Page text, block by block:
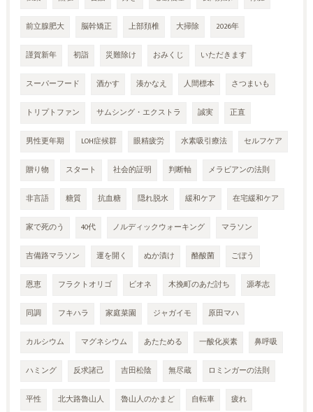
前立腺肥大 脳幹矯正 上部頚椎 大掃除 2026年
謹賀新年 初詣 災難除け おみくじ いただきます
スーパーフード 酒かす 湊かなえ 人間標本 さつまいも
トリプトファン サムシング・エクストラ 誠実 正直
男性更年期 LOH症候群 眼精疲労 水素吸引療法 セルフケア
贈り物 スタート 社会的証明 判断軸 メラビアンの法則
非言語 糖質 抗血糖 隠れ脱水 緩和ケア 在宅緩和ケア
家で死のう 40代 ノルディックウォーキング マラソン
吉備路マラソン 運を開く ぬか漬け 酪酸菌 ごぼう
恩恵 フラクトオリゴ ビオネ 木挽町のあだ討ち 源孝志
同調 フキハラ 家庭菜園 ジャガイモ 原田マハ
カルシウム マグネシウム あたためる 一酸化炭素 鼻呼吸
ハミング 反求諸己 吉田松陰 無尽蔵 ロミンガーの法則
平性 北大路魯山人 魯山人のかまど 自転車 疲れ